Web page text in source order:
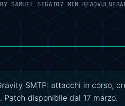
BY SAMUEL SEGATO7 MIN READ
SMTP: attacchi in corso,
disponibile dal 17 marzo.